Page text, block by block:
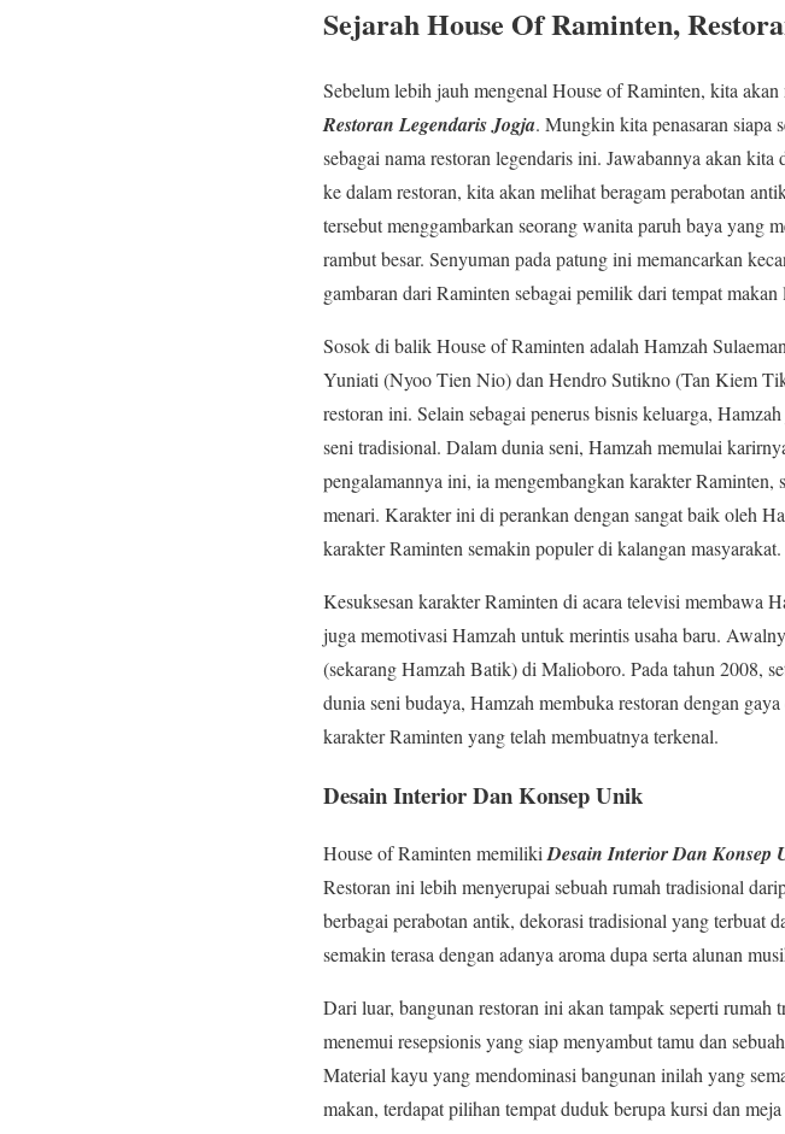
Sejarah House Of Raminten,
Sebelum lebih jauh mengenal House of Raminten, kita
Restoran Legendaris Jogja. Mungkin kita penasaran siapa
sebagai nama restoran legendaris ini. Jawabannya akan
ke dalam restoran, kita akan melihat beragam perabotan
tersebut menggambarkan seorang wanita paruh baya yang
rambut besar. Senyuman pada patung ini memancarkan
gambaran dari Raminten sebagai pemilik dari tempat makan
Sosok di balik House of Raminten adalah Hamzah
Yuniati (Nyoo Tien Nio) dan Hendro Sutikno (Tan Kiem
restoran ini. Selain sebagai penerus bisnis keluarga,
seni tradisional. Dalam dunia seni, Hamzah memulai
pengalamannya ini, ia mengembangkan karakter
menari. Karakter ini di perankan dengan sangat baik oleh
karakter Raminten semakin populer di kalangan masyarakat.
Kesuksesan karakter Raminten di acara televisi membawa
juga memotivasi Hamzah untuk merintis usaha baru.
(sekarang Hamzah Batik) di Malioboro. Pada tahun 2008,
dunia seni budaya, Hamzah membuka restoran dengan
karakter Raminten yang telah membuatnya terkenal.
Desain Interior Dan Konsep Unik
House of Raminten memilikiDesain Interior Dan Konsep
Restoran ini lebih menyerupai sebuah rumah tradisional
berbagai perabotan antik, dekorasi tradisional yang terbuat
semakin terasa dengan adanya aroma dupa serta alunan
Dari luar, bangunan restoran ini akan tampak seperti
menemui resepsionis yang siap menyambut tamu dan
Material kayu yang mendominasi bangunan inilah yang
makan, terdapat pilihan tempat duduk berupa kursi dan meja